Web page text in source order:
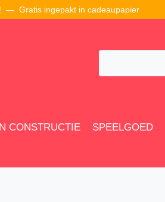
— Gratis ingepakt in cadeaupapier
CONSTRUCTIE SPEELGOED